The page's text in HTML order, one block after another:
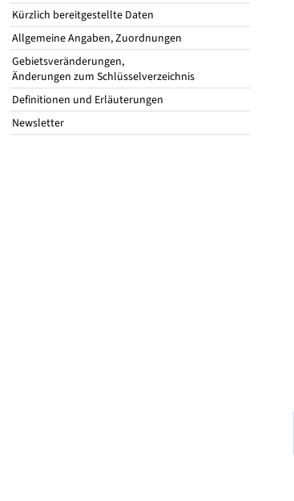
Kürzlich bereitgestellte Daten
Allgemeine Angaben, Zuordnungen
Gebietsveränderungen,
Änderungen zum Schlüsselverzeichnis
Definitionen und Erläuterungen
Newsletter